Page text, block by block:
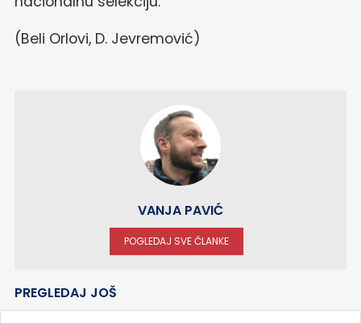
(Beli Orlovi, D. Jevremović)
VANJA PAVIĆ
POGLEDAJ SVE ČLANKE
PREGLEDAJ JOŠ